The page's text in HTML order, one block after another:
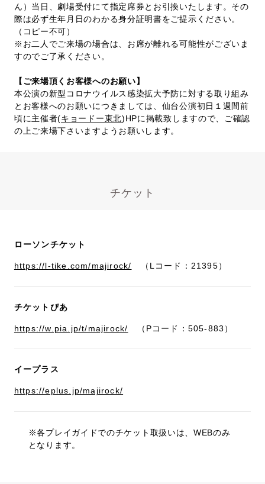
ん）当日、劇場受付にて指定席券とお引換いたします。その
際は必ず生年月日のわかる身分証明書をご提示ください。
（コピー不可）
※お二人でご来場の場合は、お席が離れる可能性がございま
すのでご了承ください。
【ご来場頂くお客様へのお願い】
本公演の新型コロナウイルス感染拡大予防に対する取り組み
とお客様へのお願いにつきましては、仙台公演初日１週間前
頃に主催者(キョードー東北)HPに掲載致しますので、ご確認
の上ご来場下さいますようお願いします。
チケット
ローソンチケット
https://l-tike.com/majirock/ （Lコード：21395）
チケットぴあ
https://w.pia.jp/t/majirock/ （Pコード：505-883）
イープラス
https://eplus.jp/majirock/
※各プレイガイドでのチケット取扱いは、WEBのみ
となります。